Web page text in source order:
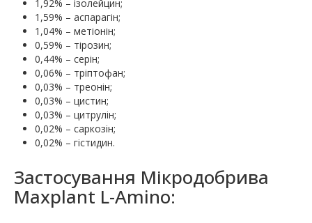
1,92% – ізолейцин;
1,59% – аспарагін;
1,04% – метіонін;
0,59% – тірозин;
0,44% – серін;
0,06% – тріптофан;
0,03% – треонін;
0,03% – цистин;
0,03% – цитрулін;
0,02% – саркозін;
0,02% – гістидин.
Застосування Мікродобрива
Maxplant L-Amino: